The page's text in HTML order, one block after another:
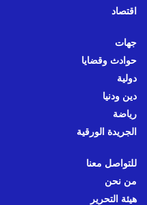
اقتصاد
جهات
حوادث وقضايا
دولية
دين ودنيا
رياضة
الجريدة الورقية
للتواصل معنا
من نحن
هيئة التحرير